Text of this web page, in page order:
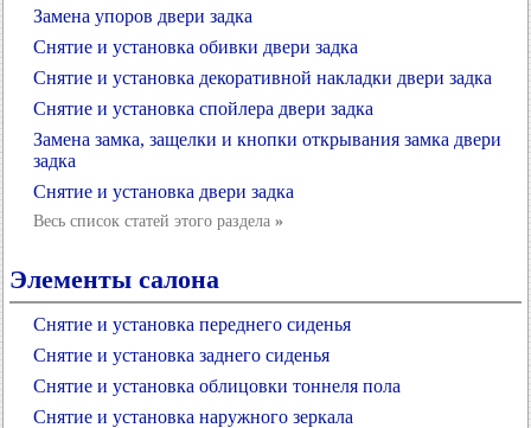
Замена упоров двери задка
Снятие и установка обивки двери задка
Снятие и установка декоративной накладки двери задка
Снятие и установка спойлера двери задка
Замена замка, защелки и кнопки открывания замка двери
задка
Снятие и установка двери задка
Весь список статей этого раздела »
Элементы салона
Снятие и установка переднего сиденья
Снятие и установка заднего сиденья
Снятие и установка облицовки тоннеля пола
Снятие и установка наружного зеркала